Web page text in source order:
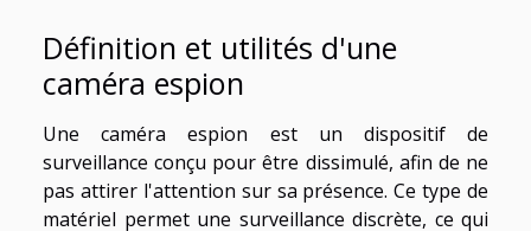
Définition et utilités d'une
caméra espion
Une caméra espion est un dispositif de
surveillance conçu pour être dissimulé, afin de ne
pas attirer l'attention sur sa présence. Ce type de
matériel permet une surveillance discrète, ce qui